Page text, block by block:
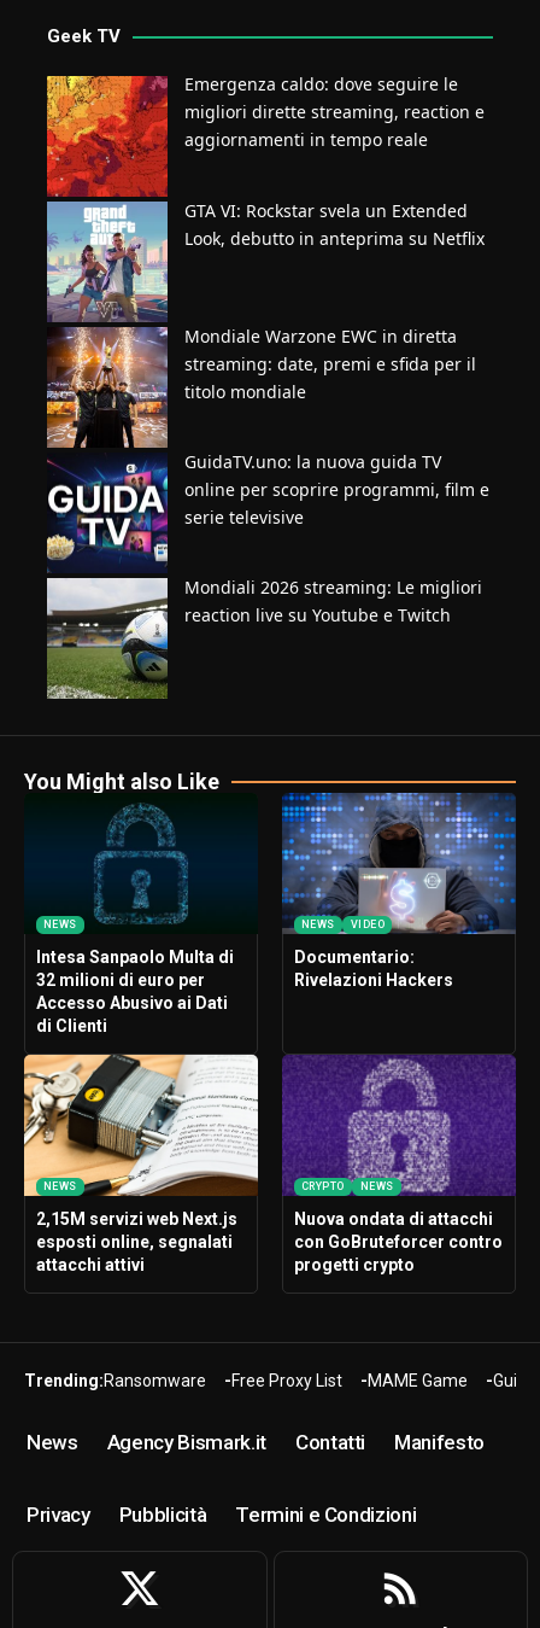
Geek TV
Emergenza caldo: dove seguire le
migliori dirette streaming, reaction e
aggiornamenti in tempo reale
GTA VI: Rockstar svela un Extended
Look, debutto in anteprima su Netflix
Mondiale Warzone EWC in diretta
streaming: date, premi e sfida per il
titolo mondiale
GuidaTV.uno: la nuova guida TV
online per scoprire programmi, film e
serie televisive
Mondiali 2026 streaming: Le migliori
reaction live su Youtube e Twitch
You Might also Like
NEWS
Intesa Sanpaolo Multa di
32 milioni di euro per
Accesso Abusivo ai Dati
di Clienti
NEWS VIDEO
Documentario:
Rivelazioni Hackers
NEWS
2,15M servizi web Next.js
esposti online, segnalati
attacchi attivi
CRYPTO NEWS
Nuova ondata di attacchi
con GoBruteforcer contro
progetti crypto
Trending:Ransomware Free Proxy List MAME Game Guide
News Agency Bismark.it Contatti Manifesto
Privacy Pubblicità Termini e Condizioni